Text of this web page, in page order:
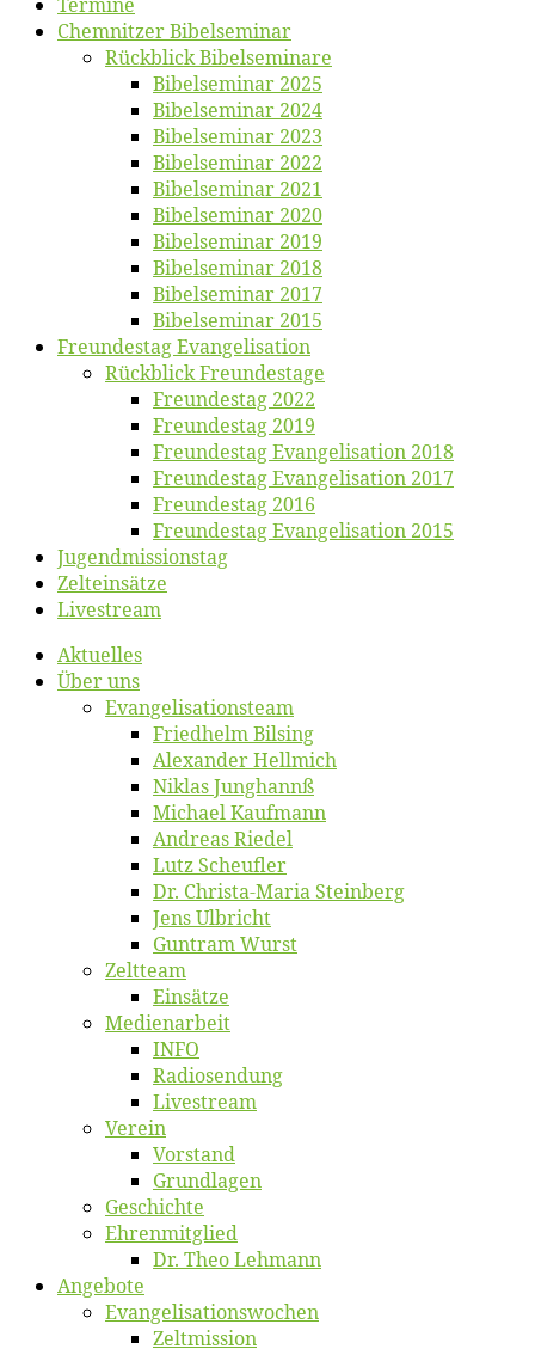
Chemnit­zer Bibelseminar
Rück­blick Bibelseminare
Bi­bel­se­mi­nar 2025
Bi­bel­se­mi­nar 2024
Bi­bel­se­mi­nar 2023
Bi­bel­se­mi­nar 2022
Bi­bel­se­mi­nar 2021
Bi­bel­se­mi­nar 2020
Bi­bel­se­mi­nar 2019
Bi­bel­se­mi­nar 2018
Bibelsemi­nar 2017
Bibelsemi­nar 2015
Freun­des­tag Evangelisation
Rück­blick Freundestage
Freun­des­tag 2022
Freun­des­tag 2019
Freun­des­tag Evan­ge­li­sa­ti­on 2018
Freun­des­tag Evan­ge­li­sa­ti­on 2017
Freun­des­tag 2016
Freun­des­tag Evan­ge­li­sa­ti­on 2015
Jugend­mis­sions­tag
Zelt­ein­sät­ze
Live­stream
Ak­tu­el­les
Über uns
Evangelisa­tions­team
Fried­helm Bilsing
Alex­an­der Hellmich
Ni­klas Junghannß
Mi­cha­el Kaufmann
An­dre­as Riedel
Lutz Scheuf­ler
Dr. Chris­­ta-Ma­ria Steinberg
Jens Ulb­richt
Gun­tram Wurst
Zelt­team
Ein­sät­ze
Me­di­en­ar­beit
INFO
Ra­dio­sen­dung
Live­stream
Ver­ein
Vor­stand
Grund­la­gen
Ge­schich­te
Eh­ren­mit­glied
Dr. Theo Lehmann
An­ge­bo­te
Evangelisa­tions­wo­chen
Zelt­mis­si­on